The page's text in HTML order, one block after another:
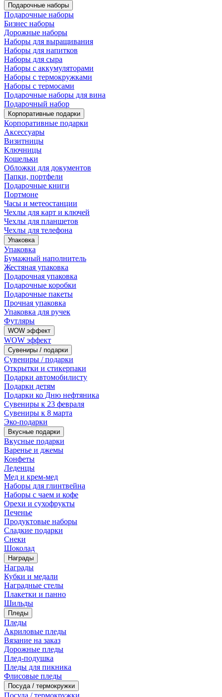
Подарочные наборы
Подарочные наборы
Бизнес наборы
Дорожные наборы
Наборы для выращивания
Наборы для напитков
Наборы для сыра
Наборы с аккумуляторами
Наборы с термокружками
Наборы с термосами
Подарочные наборы для вина
Подарочный набор
Корпоративные подарки
Корпоративные подарки
Аксессуары
Визитницы
Ключницы
Кошельки
Обложки для документов
Папки, портфели
Подарочные книги
Портмоне
Часы и метеостанции
Чехлы для карт и ключей
Чехлы для планшетов
Чехлы для телефона
Упаковка
Упаковка
Бумажный наполнитель
Жестяная упаковка
Подарочная упаковка
Подарочные коробки
Подарочные пакеты
Прочная упаковка
Упаковка для ручек
Футляры
WOW эффект
WOW эффект
Сувениры / подарки
Сувениры / подарки
Открытки и стикерпаки
Подарки автомобилисту
Подарки детям
Подарки ко Дню нефтяника
Сувениры к 23 февраля
Сувениры к 8 марта
Эко-подарки
Вкусные подарки
Вкусные подарки
Варенье и джемы
Конфеты
Леденцы
Мед и крем-мед
Наборы для глинтвейна
Наборы с чаем и кофе
Орехи и сухофрукты
Печенье
Продуктовые наборы
Сладкие подарки
Снеки
Шоколад
Награды
Награды
Кубки и медали
Наградные стелы
Плакетки и панно
Шильды
Пледы
Пледы
Акриловые пледы
Вязание на заказ
Дорожные пледы
Плед-подушка
Пледы для пикника
Флисовые пледы
Посуда / термокружки
Посуда / термокружки